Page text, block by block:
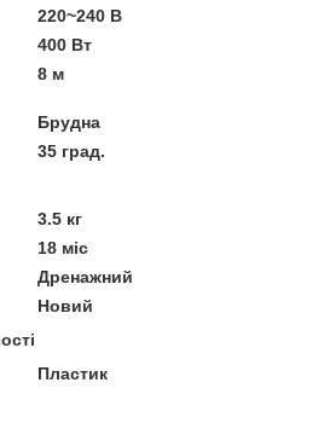
220~240 В
400 Вт
8 м
Брудна
35 град.
3.5 кг
18 міс
Дренажний
Новий
Пластик